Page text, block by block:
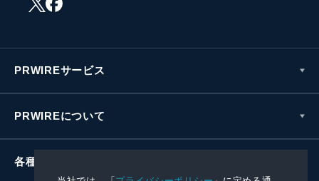
PRWIREサービス
PRWIREについて
各種お問い合わせ